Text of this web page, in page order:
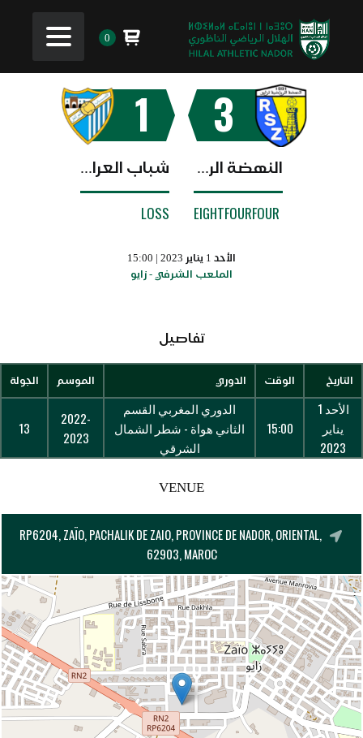
0
3
النهضة الرياضية زايو
EIGHTFOURFOUR
1
شباب العرائش
LOSS
الأحد 1 يناير 2023 | 15:00
الملعب الشرفي - زايو
تفاصيل
التاريخ الوقت الدوري الموسم الجولة
الأحد 1
يناير
2023
15:00
الدوري المغربي القسم
الثاني هواة - شطر الشمال
الشرقي
2022-
2023
13
VENUE
RP6204, ZAÏO, PACHALIK DE ZAIO, PROVINCE DE NADOR, ORIENTAL,
62903, MAROC